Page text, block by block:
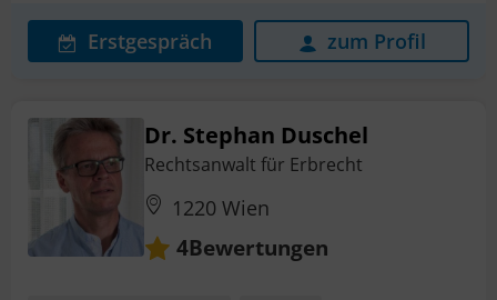
Erstgespräch zum Profil
Dr. Stephan Duschel
Rechtsanwalt für Erbrecht
1220 Wien
4Bewertungen